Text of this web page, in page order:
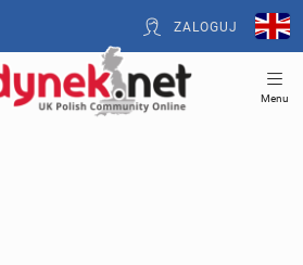
ZALOGUJ
Menu